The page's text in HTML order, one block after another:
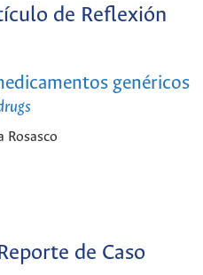
de Reflexión
genéricos
Rosasco
de Caso